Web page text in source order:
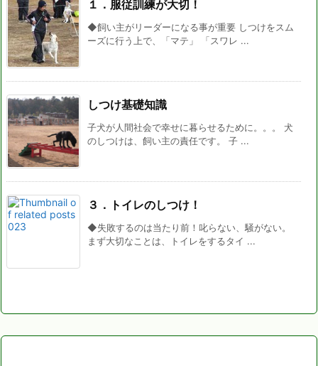
１．服従訓練が大切！
◆飼い主がリーダーになる事が重要 しつけをスム
ーズに行う上で、「マテ」 「スワレ ...
しつけ基礎知識
子犬が人間社会で幸せに暮らせるために。。。 犬
のしつけは、飼い主の責任です。 子 ...
３．トイレのしつけ！
◆失敗するのは当たり前！叱らない、騒がない。
まず大切なことは、トイレをするタイ ...